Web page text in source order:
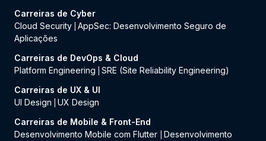
Carreiras de Cyber
Cloud Security AppSec: Desenvolvimento Seguro de
Aplicações
Carreiras de DevOps & Cloud
Platform Engineering
SRE (Site Reliability Engineering)
Carreiras de UX & UI
UI Design
UX Design
Carreiras de Mobile & Front-End
Desenvolvimento Mobile com Flutter
Desenvolvimento